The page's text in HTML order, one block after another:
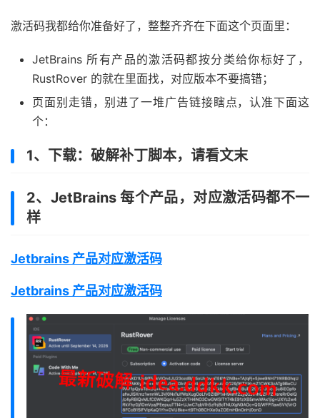
激活码我都给你准备好了，整整齐齐在下面这个页面里：
JetBrains 所有产品的激活码都按分类给你标好了，
RustRover 的就在里面找，对应版本不要搞错；
页面别走错，别进了一堆广告链接瞎点，认准下面这
个：
1、下载：破解补丁脚本，请看文末
2、JetBrains 每个产品，对应激活码都不一
样
Jetbrains 产品对应激活码
Jetbrains 产品对应激活码